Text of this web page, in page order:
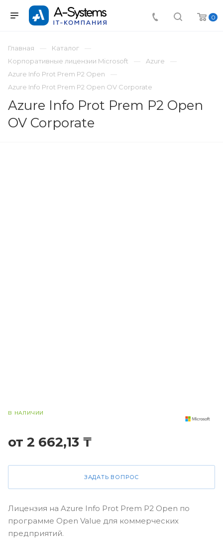
0
Главная
Каталог
Корпоративные лицензии Microsoft
Azure
Azure Info Prot Prem P2 Open
Azure Info Prot Prem P2 Open OV Corporate
Azure Info Prot Prem P2 Open
OV Corporate
В НАЛИЧИИ
от 2 662,13 ₸
ЗАДАТЬ ВОПРОС
Лицензия на Azure Info Prot Prem P2 Open по
программе Open Value для коммерческих
предприятий.